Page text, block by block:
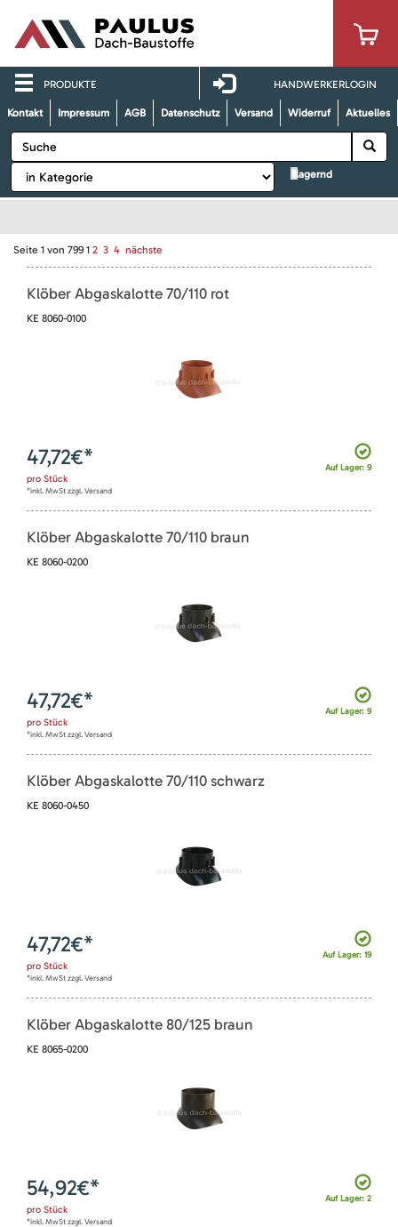
PRODUKTE HANDWERKERLOGIN
Kontakt Impressum AGB Datenschutz Versand Widerruf Aktuelles
lagernd
Seite 1 von 799 1 2 3 4 nächste
Klöber Abgaskalotte 70/110 rot
KE 8060-0100
Auf Lager: 9
47,72€*
pro Stück
*inkl. MwSt zzgl. Versand
Klöber Abgaskalotte 70/110 braun
KE 8060-0200
Auf Lager: 9
47,72€*
pro Stück
*inkl. MwSt zzgl. Versand
Klöber Abgaskalotte 70/110 schwarz
KE 8060-0450
Auf Lager: 19
47,72€*
pro Stück
*inkl. MwSt zzgl. Versand
Klöber Abgaskalotte 80/125 braun
KE 8065-0200
Auf Lager: 2
54,92€*
pro Stück
*inkl. MwSt zzgl. Versand